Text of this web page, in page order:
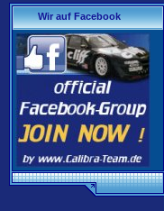
Wir auf Facebook